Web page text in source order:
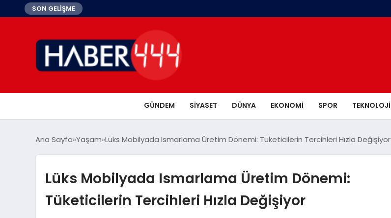
SON GELİŞME
GÜNDEM SIYASET DÜNYA EKONOMI SPOR TEKNOLOJI
Ana Sayfa Yaşam Lüks Mobilyada Ismarlama Üretim Dönemi: Tüketicilerin Tercihleri Hızla Değişiyor
Lüks Mobilyada Ismarlama Üretim Dönemi:
Tüketicilerin Tercihleri Hızla Değişiyor